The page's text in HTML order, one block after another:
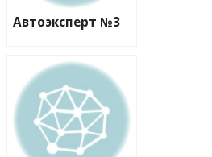
Автоэксперт №3